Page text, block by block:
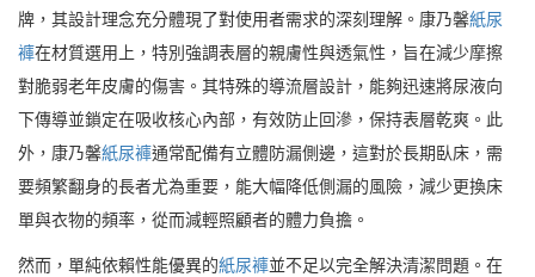
牌，其設計理念充分體現了對使用者需求的深刻理解。康乃馨紙尿
褲在材質選用上，特別強調表層的親膚性與透氣性，旨在減少摩擦
對脆弱老年皮膚的傷害。其特殊的導流層設計，能夠迅速將尿液向
下傳導並鎖定在吸收核心內部，有效防止回滲，保持表層乾爽。此
外，康乃馨紙尿褲通常配備有立體防漏側邊，這對於長期臥床，需
要頻繁翻身的長者尤為重要，能大幅降低側漏的風險，減少更換床
單與衣物的頻率，從而減輕照顧者的體力負擔。
然而，單純依賴性能優異的紙尿褲並不足以完全解決清潔問題。在